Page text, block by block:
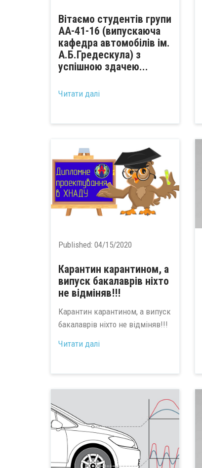
Вітаємо студентів групи
АА-41-16 (випускаюча
кафедра автомобілів ім.
А.Б.Гредескула) з
успішною здачею...
Читати далі
Published: 04/15/2020
Карантин карантином, а
випуск бакалаврів ніхто
не відміняв!!!
Карантин карантином, а випуск
бакалаврів ніхто не відміняв!!!
Читати далі